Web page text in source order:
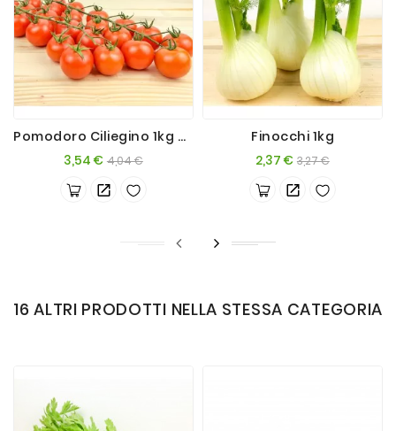
Pomodoro Ciliegino 1kg Con Ramo
3,54 € Prezzo
4,04 €Prezzo
Finocchi 1kg
2,37 € Prezzo
3,27 €Prezzo
16 ALTRI PRODOTTI NELLA STESSA CATEGORIA